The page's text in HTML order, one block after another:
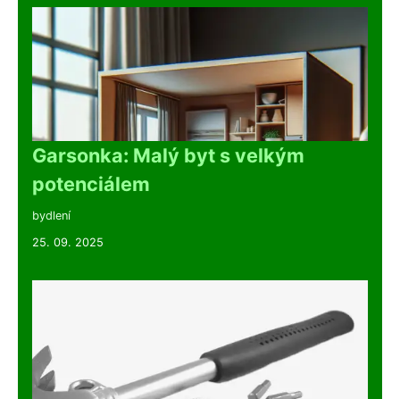
Garsonka: Malý byt s velkým
potenciálem
bydlení
25. 09. 2025